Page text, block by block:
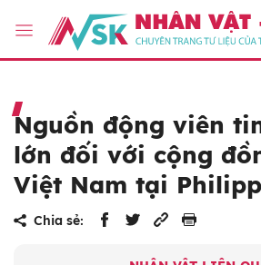
Nguồn động viên
lớn đối với cộng
Việt Nam tại
Chia sẻ: